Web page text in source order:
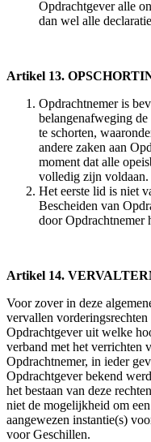
Opdrachtgever alle
dan wel alle
Artikel 13.
Opdrachtnemer is
belangenafweging
te schorten,
andere zaken aan
moment dat alle
volledig zijn voldaan.
Het eerste lid is niet
Bescheiden van
door Opdrachtnemer
Artikel 14.
Voor zover in deze
vervallen vorderingsrechten
Opdrachtgever uit welke
verband met het verrichten
Opdrachtnemer, in ieder
Opdrachtgever bekend
het bestaan van deze
niet de mogelijkheid om
aangewezen instantie(s)
voor Geschillen.